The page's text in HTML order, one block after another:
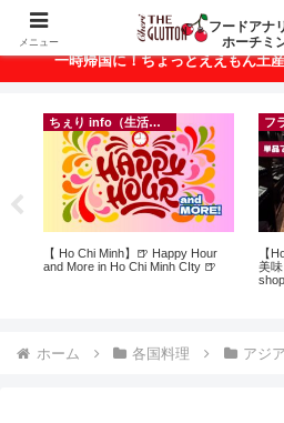
ベトナム・ホーチミンの美
一時帰国に！ちょっとええもん土
ちぇり info（生活情報）
【 Ho Chi Minh】🍺 Happy Hour
and More in Ho Chi Minh CIty 🍺
フ
【
美
ホーム 各国料理 アジ
メニュー
フードアナ
ホーチミ